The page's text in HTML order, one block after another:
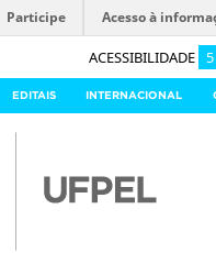
ACESSIBILIDADE 5
Participe Acesso à
EDITAIS INTERNACIONAL